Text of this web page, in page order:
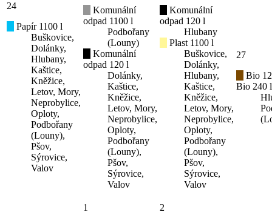
24
Papír 1100 l
Buškovice,
Dolánky,
Hlubany,
Kaštice,
Kněžice,
Letov, Mory,
Neprobylice,
Oploty,
Podbořany
(Louny),
Pšov,
Sýrovice,
Valov
Komunální
odpad 1100 l
Podbořany
(Louny)
Komunální
odpad 120 l
Dolánky,
Kaštice,
Kněžice,
Letov, Mory,
Neprobylice,
Oploty,
Podbořany
(Louny),
Pšov,
Sýrovice,
Valov
Komunální
odpad 120 l
Hlubany
Plast 1100 l
Buškovice,
Dolánky,
Hlubany,
Kaštice,
Kněžice,
Letov, Mory,
Neprobylice,
Oploty,
Podbořany
(Louny),
Pšov,
Sýrovice,
Valov
27
Bio
Bio 240 l
1
2